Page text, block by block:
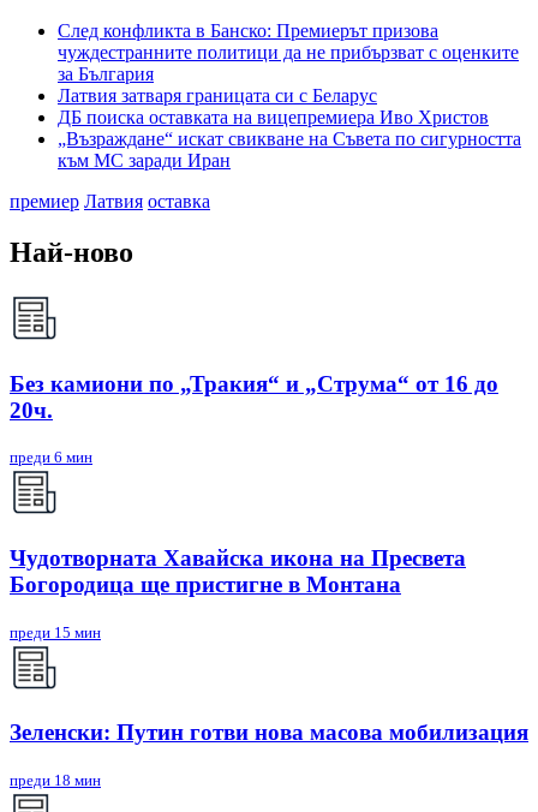
След конфликта в Банско: Премиерът призова
чуждестранните политици да не прибързват с оценките
за България
Латвия затваря границата си с Беларус
ДБ поиска оставката на вицепремиера Иво Христов
„Възраждане“ искат свикване на Съвета по сигурността
към МС заради Иран
премиер Латвия оставка
Най-ново
Без камиони по „Тракия“ и „Струма“ от 16 до
20ч.
преди 6 мин
Чудотворната Хавайска икона на Пресвета
Богородица ще пристигне в Монтана
преди 15 мин
Зеленски: Путин готви нова масова мобилизация
преди 18 мин